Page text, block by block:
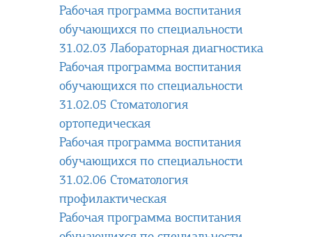
Рабочая программа воспитания
обучающихся по специальности
31.02.03 Лабораторная диагностика
Рабочая программа воспитания
обучающихся по специальности
31.02.05 Стоматология
ортопедическая
Рабочая программа воспитания
обучающихся по специальности
31.02.06 Стоматология
профилактическая
Рабочая программа воспитания